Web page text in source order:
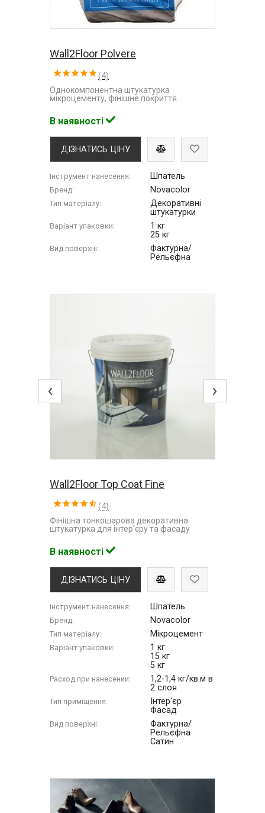
Wall2Floor Polvere
(4)
Однокомпонентна штукатурка
мікроцементу, фінішне покриття.
В наявності
ДІЗНАТИСЬ ЦІНУ
Інструмент нанесення: Шпатель
Бренд: Novacolor
Тип матеріалу:
Декоративні
штукатурки
Варіант упаковки:
1 кг
25 кг
Вид поверхні:
Фактурна/
Рельєфна
‹ ›
Wall2Floor Top Coat Fine
(4)
Фінішна тонкошарова декоративна
штукатурка для інтер'єру та фасаду
В наявності
ДІЗНАТИСЬ ЦІНУ
Інструмент нанесення: Шпатель
Бренд: Novacolor
Тип матеріалу: Мікроцемент
Варіант упаковки:
1 кг
15 кг
5 кг
Расход при нанесении:
1,2-1,4 кг/кв.м в
2 слоя
Тип приміщення:
Інтер'єр
Фасад
Вид поверхні:
Фактурна/
Рельєфна
Сатин